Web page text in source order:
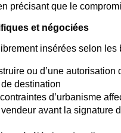
précisant que le
et négociées
insérées selon les
ou d’une
destination
d’urbanisme
avant la signature